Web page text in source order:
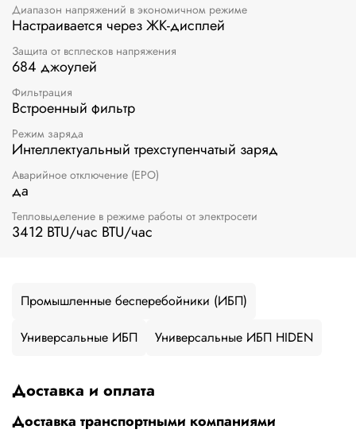
Диапазон напряжений в экономичном режиме
Настраивается через ЖК-дисплей
Защита от всплесков напряжения
684 джоулей
Фильтрация
Встроенный фильтр
Режим заряда
Интеллектуальный трехступенчатый заряд
Аварийное отключение (EPO)
да
Тепловыделение в режиме работы от электросети
3412 BTU/час BTU/час
Промышленные бесперебойники (ИБП)
Универсальные ИБП
Универсальные ИБП HIDEN
Доставка и оплата
Доставка транспортными компаниями